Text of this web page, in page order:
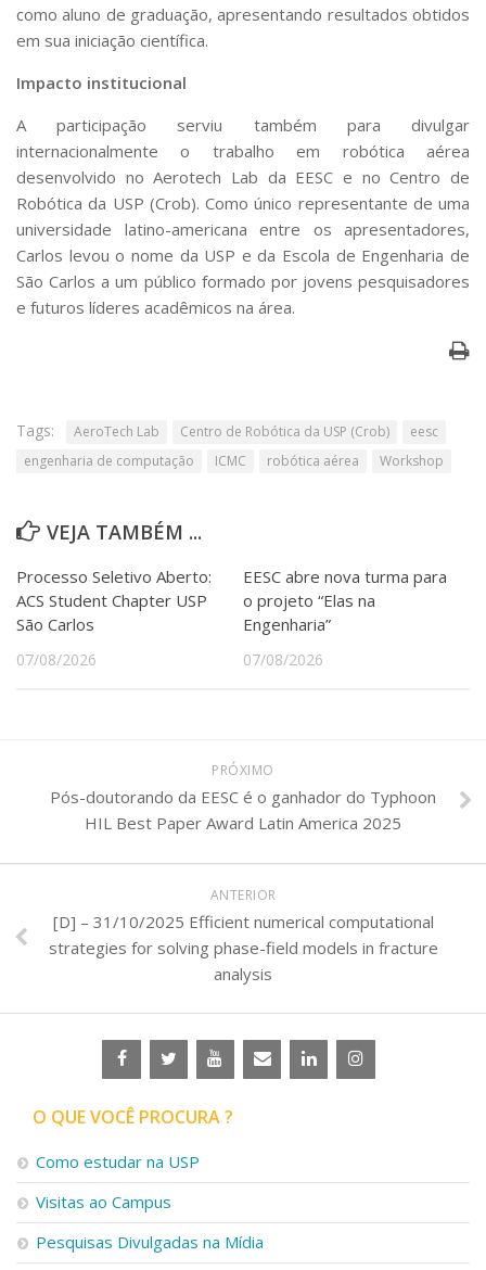
como aluno de graduação, apresentando resultados obtidos
em sua iniciação científica.
Impacto institucional
A participação serviu também para divulgar
internacionalmente o trabalho em robótica aérea
desenvolvido no Aerotech Lab da EESC e no Centro de
Robótica da USP (Crob). Como único representante de uma
universidade latino-americana entre os apresentadores,
Carlos levou o nome da USP e da Escola de Engenharia de
São Carlos a um público formado por jovens pesquisadores
e futuros líderes acadêmicos na área.
Tags: AeroTech Lab Centro de Robótica da USP (Crob)
eesc
engenharia de computação
ICMC robótica aérea Workshop
VEJA TAMBÉM ...
Processo Seletivo Aberto:
ACS Student Chapter USP
São Carlos
07/08/2026
EESC abre nova turma para
o projeto “Elas na
Engenharia”
07/08/2026
PRÓXIMO
Pós-doutorando da EESC é o ganhador do Typhoon
HIL Best Paper Award Latin America 2025
ANTERIOR
[D] – 31/10/2025 Efficient numerical computational
strategies for solving phase-field models in fracture
analysis
O QUE VOCÊ PROCURA ?
Como estudar na USP
Visitas ao Campus
Pesquisas Divulgadas na Mídia